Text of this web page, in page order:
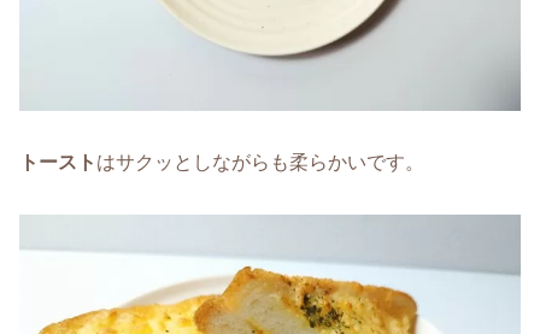
トースト はサクッとしながらも柔らかいです。